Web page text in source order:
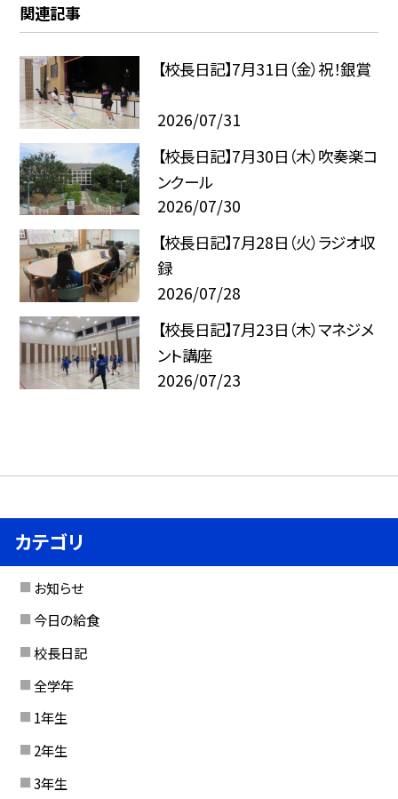
関連記事
【校長日記】7月31日（金）祝！銀賞
2026/07/31
【校長日記】7月30日（木）吹奏楽コ
ンクール
2026/07/30
【校長日記】7月28日（火）ラジオ収
録
2026/07/28
【校長日記】7月23日（木）マネジメ
ント講座
2026/07/23
カテゴリ
お知らせ
今日の給食
校長日記
全学年
1年生
2年生
3年生